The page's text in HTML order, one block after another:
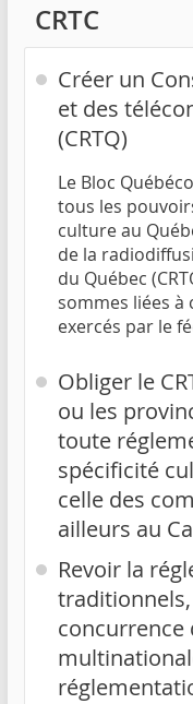
CRTC
Créer un
et des
(CRTQ)
Le Bloc
tous les
culture au
de la
du Québec
sommes liées
exercés par le
Obliger le
ou les
toute
spécificité
celle des
ailleurs au
Revoir la
concurrence